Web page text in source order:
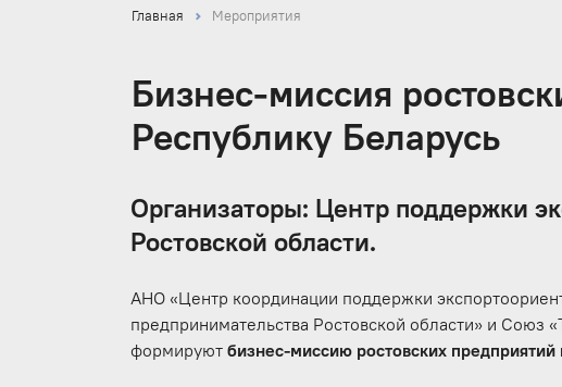
Главная Мероприятия
Бизнес-миссия
Республику Беларусь
Организаторы: Центр поддержки
Ростовской области.
АНО «Центр координации поддержки
предпринимательства Ростовской области» и Союз
формируютбизнес-миссию ростовских